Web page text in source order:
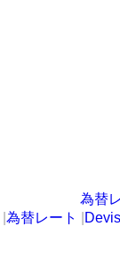
為替
為替レート